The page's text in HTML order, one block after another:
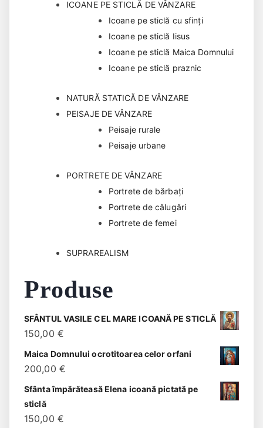
ICOANE PE STICLĂ DE VÂNZARE
Icoane pe sticlă cu sfinți
Icoane pe sticlă Iisus
Icoane pe sticlă Maica Domnului
Icoane pe sticlă praznic
NATURĂ STATICĂ DE VÂNZARE
PEISAJE DE VÂNZARE
Peisaje rurale
Peisaje urbane
PORTRETE DE VÂNZARE
Portrete de bărbaţi
Portrete de călugări
Portrete de femei
SUPRAREALISM
Produse
SFÂNTUL VASILE CEL MARE ICOANĂ PE STICLĂ
150,00 €
Maica Domnului ocrotitoarea celor orfani
200,00 €
Sfânta împărăteasă Elena icoană pictată pe
sticlă
150,00 €